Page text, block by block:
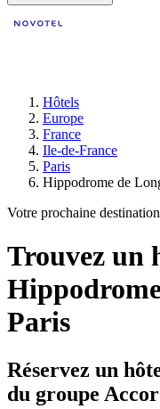
Hôtels
Europe
France
Ile-de-France
Paris
Hippodrome de
Votre prochaine destination
Trouvez un
Paris
Réservez un
du groupe Accor